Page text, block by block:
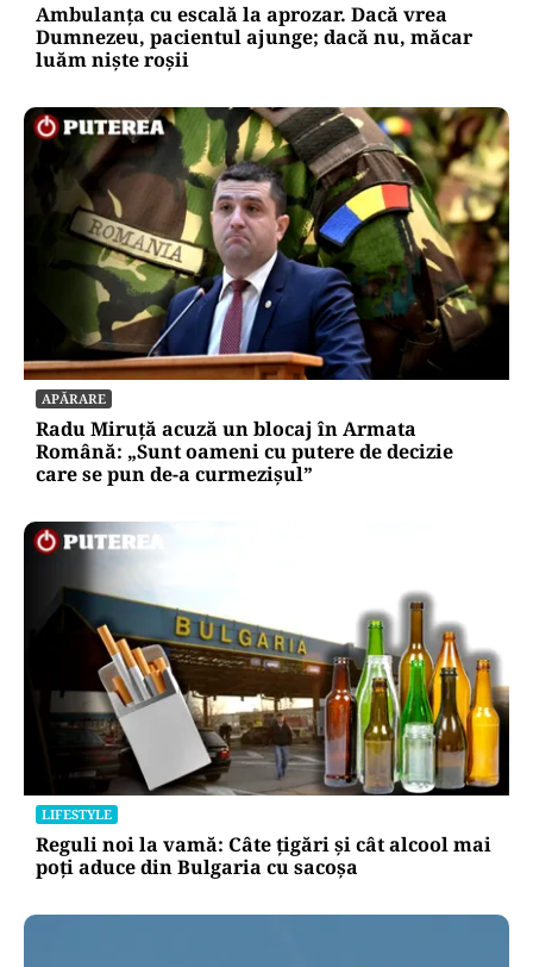
Ambulanța cu escală la aprozar. Dacă vrea
Dumnezeu, pacientul ajunge; dacă nu, măcar
luăm niște roșii
APĂRARE
Radu Miruță acuză un blocaj în Armata
Română: „Sunt oameni cu putere de decizie
care se pun de-a curmezișul”
LIFESTYLE
Reguli noi la vamă: Câte țigări și cât alcool mai
poți aduce din Bulgaria cu sacoșa